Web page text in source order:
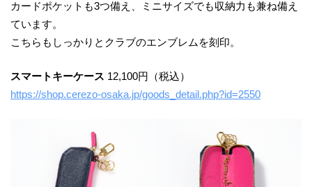
カードポケットも3つ備え、ミニサイズでも収納⼒も兼ね備え
ています。
こちらもしっかりとクラブのエンブレムを刻印。
スマートキーケース 12,100円（税込）
https://shop.cerezo-osaka.jp/goods_detail.php?id=2550